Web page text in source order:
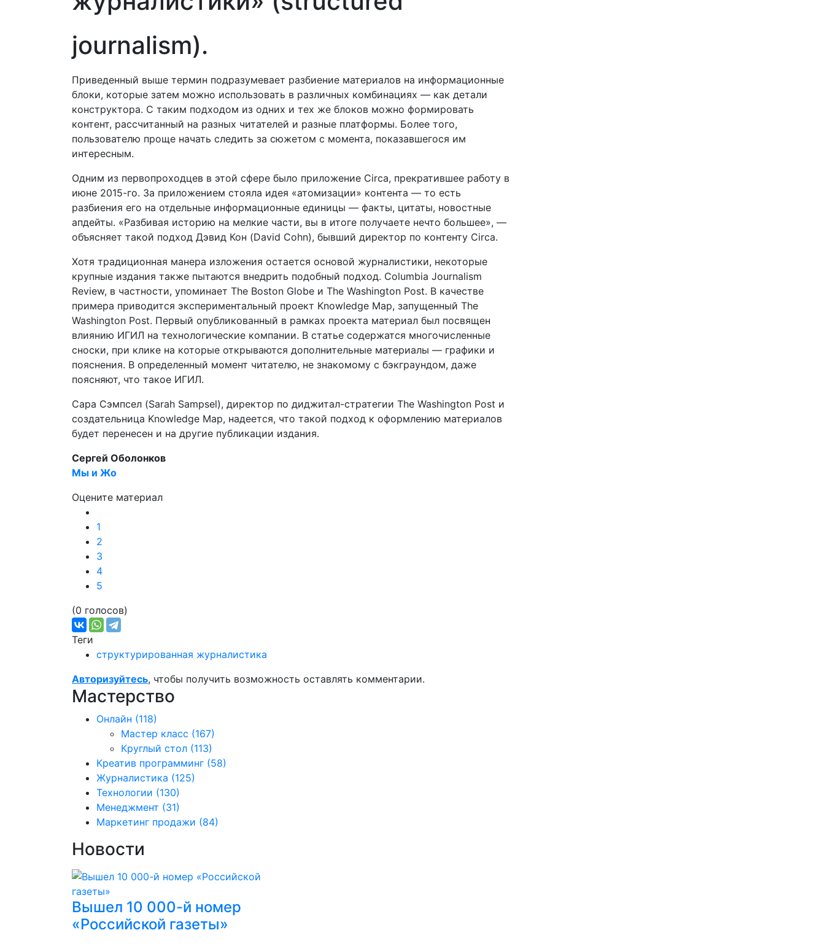
journalism).
Приведенный выше термин подразумевает разбиение материалов на информационные
блоки, которые затем можно использовать в различных комбинациях — как детали
конструктора. С таким подходом из одних и тех же блоков можно формировать
контент, рассчитанный на разных читателей и разные платформы. Более того,
пользователю проще начать следить за сюжетом с момента, показавшегося им
интересным.
Одним из первопроходцев в этой сфере было приложение Circa, прекратившее работу в
июне 2015-го. За приложением стояла идея «атомизации» контента — то есть
разбиения его на отдельные информационные единицы — факты, цитаты, новостные
апдейты. «Разбивая историю на мелкие части, вы в итоге получаете нечто большее», —
объясняет такой подход Дэвид Кон (David Cohn), бывший директор по контенту Circa.
Хотя традиционная манера изложения остается основой журналистики, некоторые
крупные издания также пытаются внедрить подобный подход. Columbia Journalism
Review, в частности, упоминает The Boston Globe и The Washington Post. В качестве
примера приводится экспериментальный проект Knowledge Map, запущенный The
Washington Post. Первый опубликованный в рамках проекта материал был посвящен
влиянию ИГИЛ на технологические компании. В статье содержатся многочисленные
сноски, при клике на которые открываются дополнительные материалы — графики и
пояснения. В определенный момент читателю, не знакомому с бэкграундом, даже
поясняют, что такое ИГИЛ.
Сара Сэмпсел (Sarah Sampsel), директор по диджитал-стратегии The Washington Post и
создательница Knowledge Map, надеется, что такой подход к оформлению материалов
будет перенесен и на другие публикации издания.
Сергей Оболонков
Мы и Жо
Оцените материал
1
2
3
4
5
(0 голосов)
Теги
структурированная журналистика
Авторизуйтесь, чтобы получить возможность оставлять комментарии.
Мастерство
Онлайн (118)
Мастер класс (167)
Круглый стол (113)
Креатив программинг (58)
Журналистика (125)
Технологии (130)
Менеджмент (31)
Маркетинг продажи (84)
Новости
Вышел 10 000-й номер
«Российской газеты»